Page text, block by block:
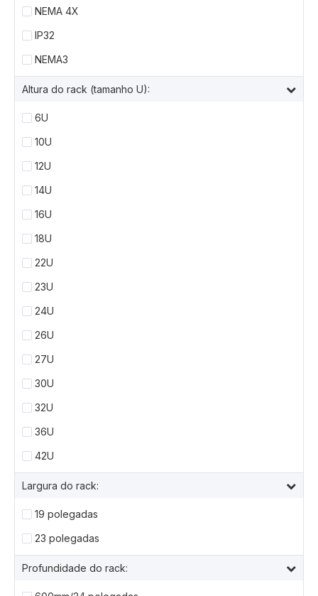
NEMA 4X
IP32
NEMA3
Altura do rack (tamanho U):
6U
10U
12U
14U
16U
18U
22U
23U
24U
26U
27U
30U
32U
36U
42U
Largura do rack:
19 polegadas
23 polegadas
Profundidade do rack: